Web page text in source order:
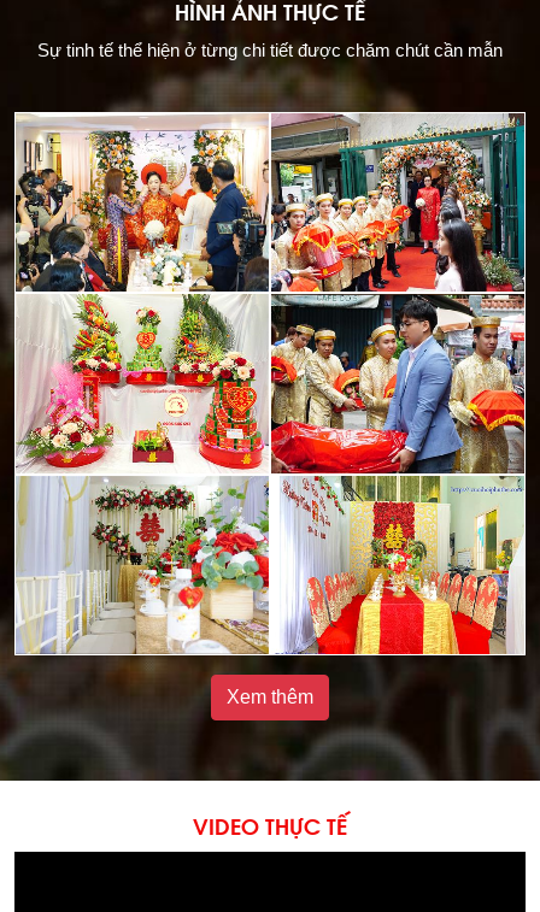
HÌNH ẢNH THỰC TẾ
Sự tinh tế thể hiện ở từng chi tiết được chăm chút cần mẫn
Xem thêm
VIDEO THỰC TẾ